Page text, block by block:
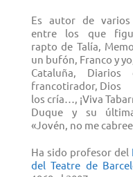
Es autor de varios
entre los que
rapto de Talía,
un bufón, Franco y
Cataluña,
francotirador, Dios
los cría…, ¡Viva
Duque y su
«Jovén, no me
Ha sido profesor del
del Teatre de